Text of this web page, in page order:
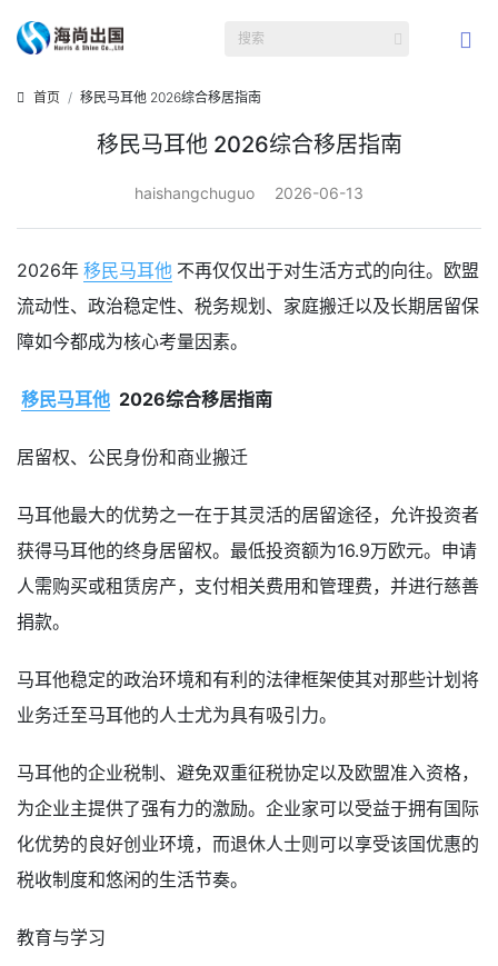
首页 移民马耳他 2026综合移居指南
移民马耳他 2026综合移居指南
haishangchuguo 2026-06-13
2026年 移民马耳他 不再仅仅出于对生活方式的向往。欧盟
流动性、政治稳定性、税务规划、家庭搬迁以及长期居留保
障如今都成为核心考量因素。
移民马耳他 2026综合移居指南
居留权、公民身份和商业搬迁
马耳他最大的优势之一在于其灵活的居留途径，允许投资者
获得马耳他的终身居留权。最低投资额为16.9万欧元。申请
人需购买或租赁房产，支付相关费用和管理费，并进行慈善
捐款。
马耳他稳定的政治环境和有利的法律​​框架使其对那些计划将
业务迁至马耳他的人士尤为具有吸引力。
马耳他的企业税制、避免双重征税协定以及欧盟准入资格，
为企业主提供了强有力的激励。企业家可以受益于拥有国际
化优势的良好创业环境，而退休人士则可以享受该国优惠的
税收制度和悠闲的生活节奏。
教育与学习